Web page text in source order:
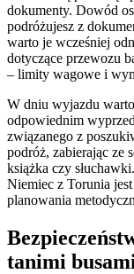
dokumenty. Dowód
podróżujesz z
warto je wcześniej
dotyczące przewozu
– limity wagowe i
W dniu wyjazdu
odpowiednim
związanego z
podróż, zabierając ze
książka czy
Niemiec z Torunia
planowania
tanimi